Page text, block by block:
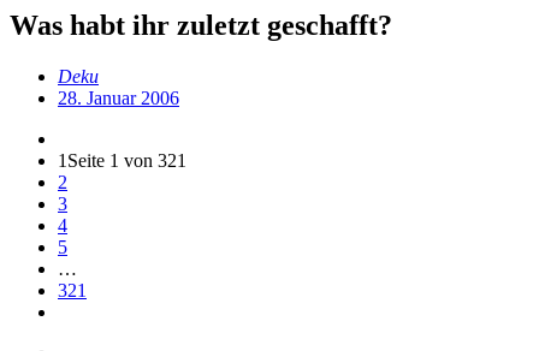
Was habt ihr zuletzt geschafft?
Deku
28. Januar 2006
1 Seite 1 von 321
2
3
4
5
…
321